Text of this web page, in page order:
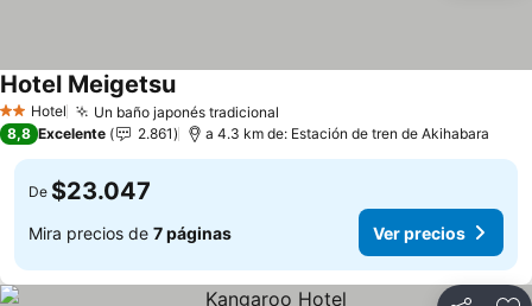
2 Estrellas
Hotel Un baño japonés tradicional
Hotel Meigetsu
8,8 Excelente 2.861 a 4.3 km de: Estación de tren de Akihabara
De $23.047
Mira precios de 7 páginas Ver precios